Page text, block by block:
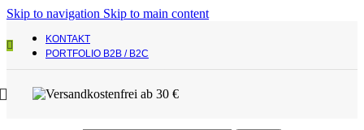
Skip to navigation Skip to main content
KONTAKT
PORTFOLIO B2B / B2C